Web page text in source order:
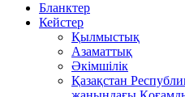
Бланктер
Кейстер
Қылмыстық
Азаматтық
Әкімшілік
Қазақстан